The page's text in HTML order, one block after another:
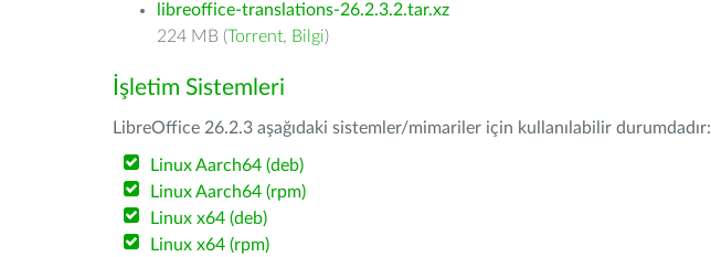
libreoffice-translations-26.2.3.2.tar.xz
224 MB (Torrent, Bilgi)
İşletim Sistemleri
LibreOffice 26.2.3 aşağıdaki sistemler/mimariler için kullanılabilir durumdadır:
Linux Aarch64 (deb)
Linux Aarch64 (rpm)
Linux x64 (deb)
Linux x64 (rpm)